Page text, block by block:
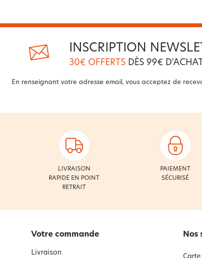
INSCRIPTION
30€ OFFERTS DÈS 99€ D'ACHAT
En renseignant votre adresse email, vous acceptez de
LIVRAISON
RAPIDE EN POINT
RETRAIT
PAIEMENT
SÉCURISÉ
Votre commande
Livraison
Nos